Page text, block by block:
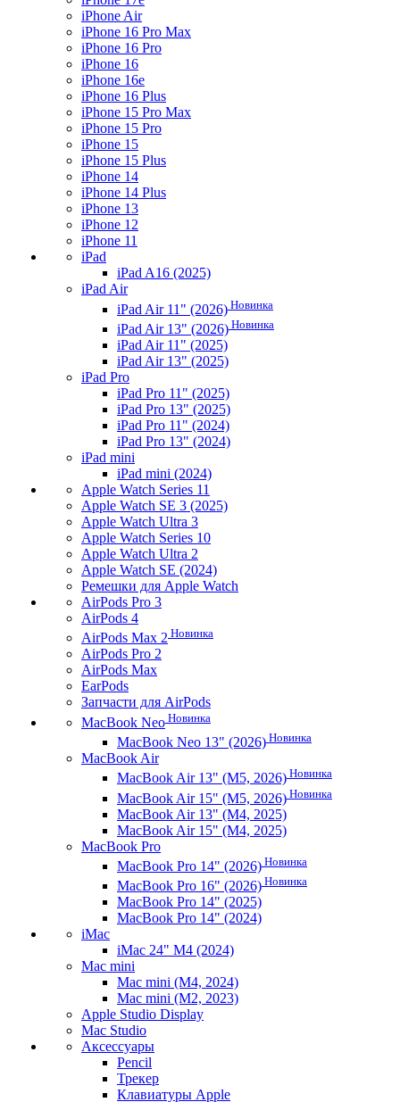
iPhone Air
iPhone 16 Pro Max
iPhone 16 Pro
iPhone 16
iPhone 16e
iPhone 16 Plus
iPhone 15 Pro Max
iPhone 15 Pro
iPhone 15
iPhone 15 Plus
iPhone 14
iPhone 14 Plus
iPhone 13
iPhone 12
iPhone 11
iPad
iPad A16 (2025)
iPad Air
iPad Air 11" (2026) Новинка
iPad Air 13" (2026) Новинка
iPad Air 11" (2025)
iPad Air 13" (2025)
iPad Pro
iPad Pro 11" (2025)
iPad Pro 13" (2025)
iPad Pro 11" (2024)
iPad Pro 13" (2024)
iPad mini
iPad mini (2024)
Apple Watch Series 11
Apple Watch SE 3 (2025)
Apple Watch Ultra 3
Apple Watch Series 10
Apple Watch Ultra 2
Apple Watch SE (2024)
Ремешки для Apple Watch
AirPods Pro 3
AirPods 4
AirPods Max 2 Новинка
AirPods Pro 2
AirPods Max
EarPods
Запчасти для AirPods
MacBook Neo Новинка
MacBook Neo 13" (2026) Новинка
MacBook Air
MacBook Air 13" (M5, 2026) Новинка
MacBook Air 15" (M5, 2026) Новинка
MacBook Air 13" (M4, 2025)
MacBook Air 15" (M4, 2025)
MacBook Pro
MacBook Pro 14" (2026) Новинка
MacBook Pro 16" (2026) Новинка
MacBook Pro 14" (2025)
MacBook Pro 14" (2024)
iMac
iMac 24" M4 (2024)
Mac mini
Mac mini (M4, 2024)
Mac mini (M2, 2023)
Apple Studio Display
Mac Studio
Аксессуары
Pencil
Трекер
Клавиатуры Apple